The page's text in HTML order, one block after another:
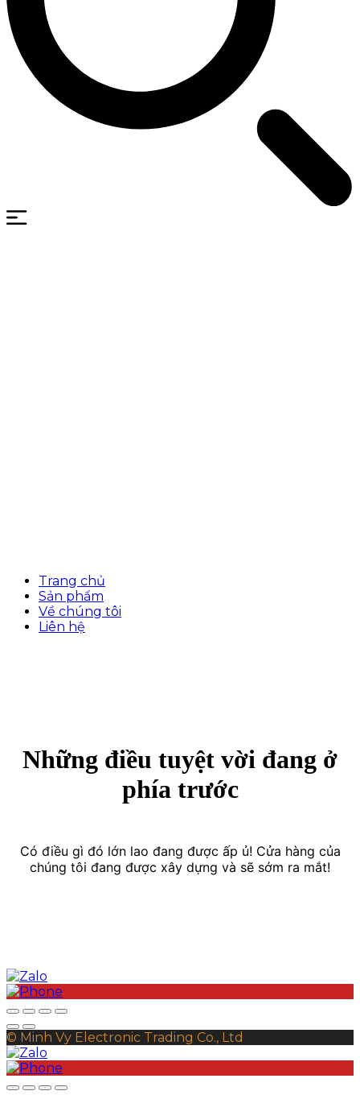
Trang chủ
Sản phẩm
Về chúng tôi
Liên hệ
Những điều tuyệt vời đang ở
phía trước
Có điều gì đó lớn lao đang được ấp ủ! Cửa hàng của
chúng tôi đang được xây dựng và sẽ sớm ra mắt!
© Minh Vy Electronic Trading Co., Ltd